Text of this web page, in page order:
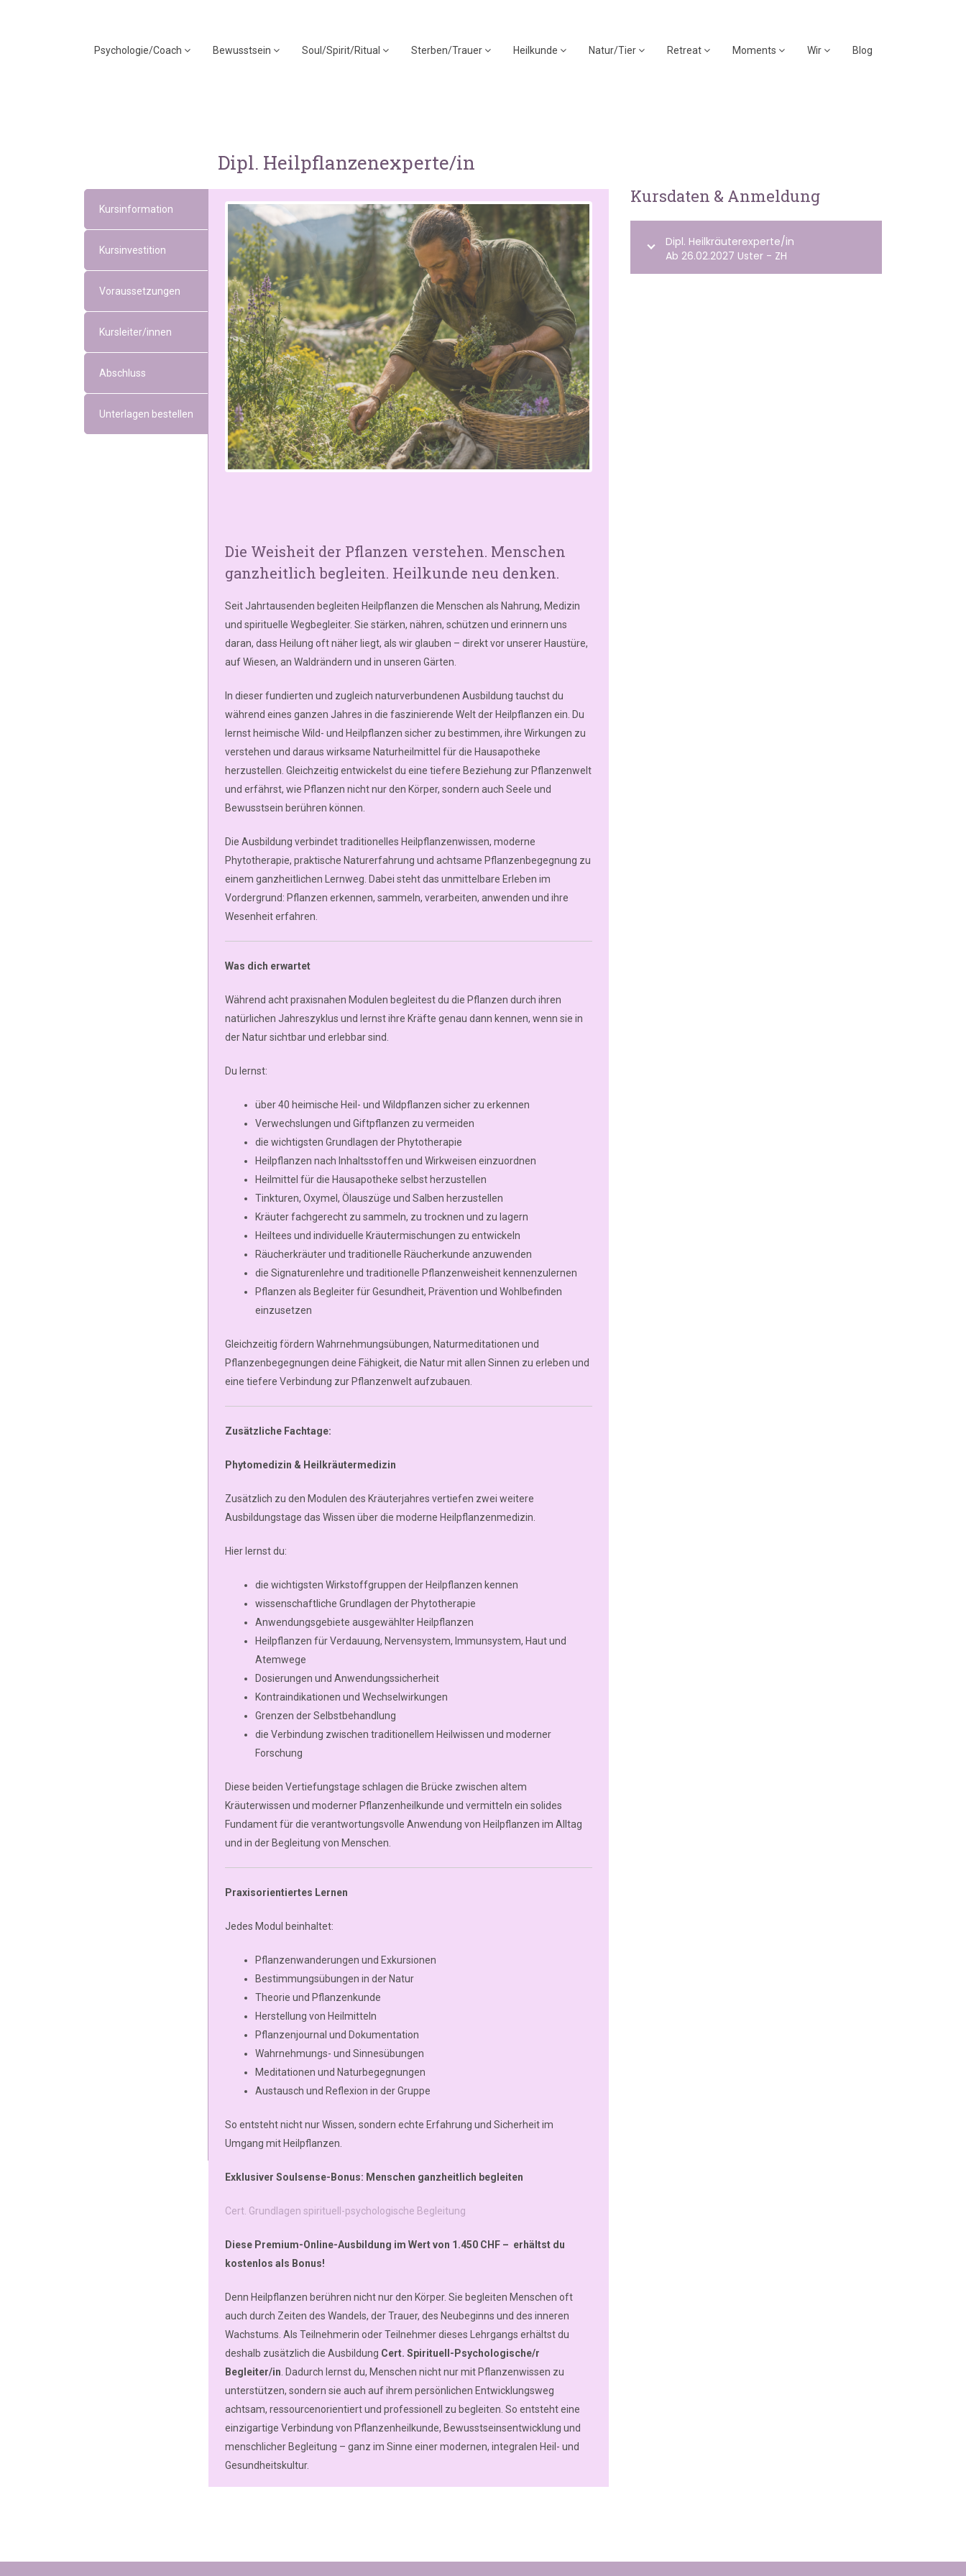
Psychologie/Coach Bewusstsein Soul/Spirit/Ritual Sterben/Trauer Heilkunde Natur/Tier Retreat Moments Wir Blog
Dipl. Heilpflanzenexperte/in
Kursinformation
Kursinvestition
Voraussetzungen
Kursleiter/innen
Abschluss
Unterlagen bestellen
Die Weisheit der Pflanzen verstehen. Menschen
ganzheitlich begleiten. Heilkunde neu denken.
Seit Jahrtausenden begleiten Heilpflanzen die Menschen als Nahrung, Medizin
und spirituelle Wegbegleiter. Sie stärken, nähren, schützen und erinnern uns
daran, dass Heilung oft näher liegt, als wir glauben – direkt vor unserer Haustüre,
auf Wiesen, an Waldrändern und in unseren Gärten.
In dieser fundierten und zugleich naturverbundenen Ausbildung tauchst du
während eines ganzen Jahres in die faszinierende Welt der Heilpflanzen ein. Du
lernst heimische Wild- und Heilpflanzen sicher zu bestimmen, ihre Wirkungen zu
verstehen und daraus wirksame Naturheilmittel für die Hausapotheke
herzustellen. Gleichzeitig entwickelst du eine tiefere Beziehung zur Pflanzenwelt
und erfährst, wie Pflanzen nicht nur den Körper, sondern auch Seele und
Bewusstsein berühren können.
Die Ausbildung verbindet traditionelles Heilpflanzenwissen, moderne
Phytotherapie, praktische Naturerfahrung und achtsame Pflanzenbegegnung zu
einem ganzheitlichen Lernweg. Dabei steht das unmittelbare Erleben im
Vordergrund: Pflanzen erkennen, sammeln, verarbeiten, anwenden und ihre
Wesenheit erfahren.
Was dich erwartet
Während acht praxisnahen Modulen begleitest du die Pflanzen durch ihren
natürlichen Jahreszyklus und lernst ihre Kräfte genau dann kennen, wenn sie in
der Natur sichtbar und erlebbar sind.
Du lernst:
über 40 heimische Heil- und Wildpflanzen sicher zu erkennen
Verwechslungen und Giftpflanzen zu vermeiden
die wichtigsten Grundlagen der Phytotherapie
Heilpflanzen nach Inhaltsstoffen und Wirkweisen einzuordnen
Heilmittel für die Hausapotheke selbst herzustellen
Tinkturen, Oxymel, Ölauszüge und Salben herzustellen
Kräuter fachgerecht zu sammeln, zu trocknen und zu lagern
Heiltees und individuelle Kräutermischungen zu entwickeln
Räucherkräuter und traditionelle Räucherkunde anzuwenden
die Signaturenlehre und traditionelle Pflanzenweisheit kennenzulernen
Pflanzen als Begleiter für Gesundheit, Prävention und Wohlbefinden
einzusetzen
Gleichzeitig fördern Wahrnehmungsübungen, Naturmeditationen und
Pflanzenbegegnungen deine Fähigkeit, die Natur mit allen Sinnen zu erleben und
eine tiefere Verbindung zur Pflanzenwelt aufzubauen.
Zusätzliche Fachtage:
Phytomedizin & Heilkräutermedizin
Zusätzlich zu den Modulen des Kräuterjahres vertiefen zwei weitere
Ausbildungstage das Wissen über die moderne Heilpflanzenmedizin.
Hier lernst du:
die wichtigsten Wirkstoffgruppen der Heilpflanzen kennen
wissenschaftliche Grundlagen der Phytotherapie
Anwendungsgebiete ausgewählter Heilpflanzen
Heilpflanzen für Verdauung, Nervensystem, Immunsystem, Haut und
Atemwege
Dosierungen und Anwendungssicherheit
Kontraindikationen und Wechselwirkungen
Grenzen der Selbstbehandlung
die Verbindung zwischen traditionellem Heilwissen und moderner
Forschung
Diese beiden Vertiefungstage schlagen die Brücke zwischen altem
Kräuterwissen und moderner Pflanzenheilkunde und vermitteln ein solides
Fundament für die verantwortungsvolle Anwendung von Heilpflanzen im Alltag
und in der Begleitung von Menschen.
Praxisorientiertes Lernen
Jedes Modul beinhaltet:
Pflanzenwanderungen und Exkursionen
Bestimmungsübungen in der Natur
Theorie und Pflanzenkunde
Herstellung von Heilmitteln
Pflanzenjournal und Dokumentation
Wahrnehmungs- und Sinnesübungen
Meditationen und Naturbegegnungen
Austausch und Reflexion in der Gruppe
So entsteht nicht nur Wissen, sondern echte Erfahrung und Sicherheit im
Umgang mit Heilpflanzen.
Exklusiver Soulsense-Bonus: Menschen ganzheitlich begleiten
Cert. Grundlagen spirituell-psychologische Begleitung
Diese Premium-Online-Ausbildung im Wert von 1.450 CHF – erhältst du
kostenlos als Bonus!
Denn Heilpflanzen berühren nicht nur den Körper. Sie begleiten Menschen oft
auch durch Zeiten des Wandels, der Trauer, des Neubeginns und des inneren
Wachstums. Als Teilnehmerin oder Teilnehmer dieses Lehrgangs erhältst du
deshalb zusätzlich die Ausbildung Cert. Spirituell-Psychologische/r
Begleiter/in. Dadurch lernst du, Menschen nicht nur mit Pflanzenwissen zu
unterstützen, sondern sie auch auf ihrem persönlichen Entwicklungsweg
achtsam, ressourcenorientiert und professionell zu begleiten. So entsteht eine
einzigartige Verbindung von Pflanzenheilkunde, Bewusstseinsentwicklung und
menschlicher Begleitung – ganz im Sinne einer modernen, integralen Heil- und
Gesundheitskultur.
Kursdaten & Anmeldung
Dipl. Heilkräuterexperte/in
Ab 26.02.2027 Uster - ZH